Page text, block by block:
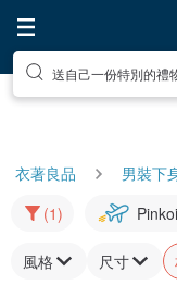
送自己一份特別的禮
衣著良品 男裝下
(1)
風格 尺寸